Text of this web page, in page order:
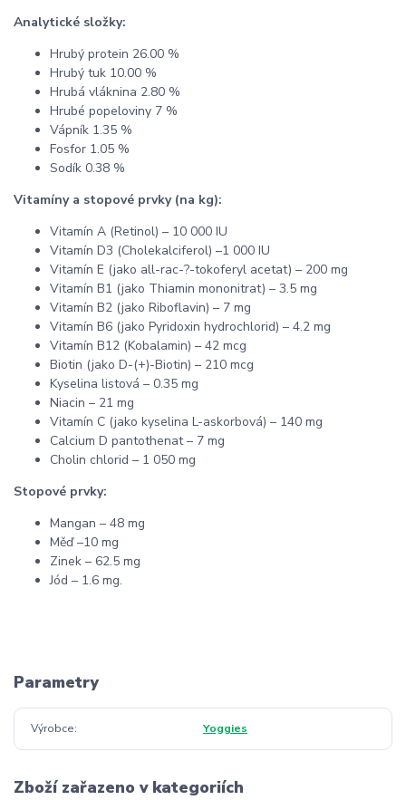
Analytické složky:
Hrubý protein 26.00 %
Hrubý tuk 10.00 %
Hrubá vláknina 2.80 %
Hrubé popeloviny 7 %
Vápník 1.35 %
Fosfor 1.05 %
Sodík 0.38 %
Vitamíny a stopové prvky (na kg):
Vitamín A (Retinol) – 10 000 IU
Vitamín D3 (Cholekalciferol) –1 000 IU
Vitamín E (jako all-rac-?-tokoferyl acetat) – 200 mg
Vitamín B1 (jako Thiamin mononitrat) – 3.5 mg
Vitamín B2 (jako Riboflavin) – 7 mg
Vitamín B6 (jako Pyridoxin hydrochlorid) – 4.2 mg
Vitamín B12 (Kobalamin) – 42 mcg
Biotin (jako D-(+)-Biotin) – 210 mcg
Kyselina listová – 0.35 mg
Niacin – 21 mg
Vitamín C (jako kyselina L-askorbová) – 140 mg
Calcium D pantothenat – 7 mg
Cholin chlorid – 1 050 mg
Stopové prvky:
Mangan – 48 mg
Měď –10 mg
Zinek – 62.5 mg
Jód – 1.6 mg.
Parametry
Výrobce Yoggies
Zboží zařazeno v kategoriích